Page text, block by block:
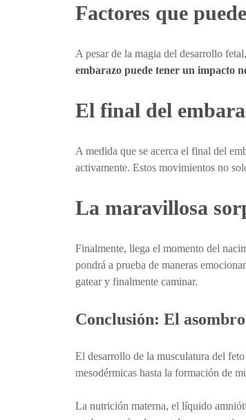
Factores que
A pesar de la magia del desarrollo
embarazo puede tener un impacto
El final del
A medida que se acerca el final del
activamente. Estos movimientos no
La maravillosa
Finalmente, llega el momento del
pondrá a prueba de maneras
gatear y finalmente caminar.
Conclusión: El
El desarrollo de la musculatura del
mesodérmicas hasta la formación de
La nutrición materna, el líquido